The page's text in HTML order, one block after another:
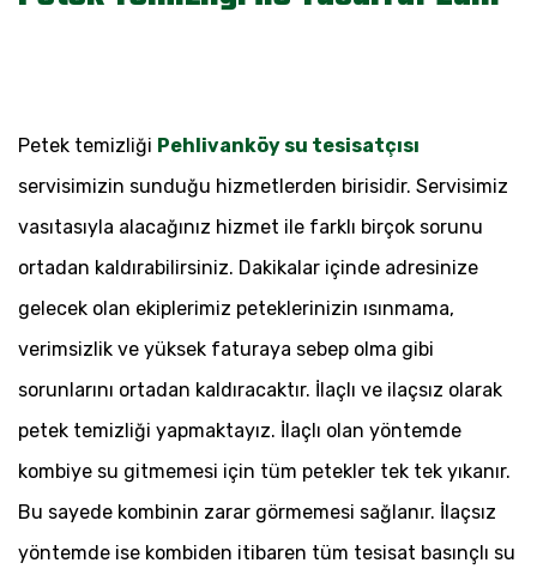
Petek temizliği Pehlivanköy su tesisatçısı
servisimizin sunduğu hizmetlerden birisidir. Servisimiz
vasıtasıyla alacağınız hizmet ile farklı birçok sorunu
ortadan kaldırabilirsiniz. Dakikalar içinde adresinize
gelecek olan ekiplerimiz peteklerinizin ısınmama,
verimsizlik ve yüksek faturaya sebep olma gibi
sorunlarını ortadan kaldıracaktır. İlaçlı ve ilaçsız olarak
petek temizliği yapmaktayız. İlaçlı olan yöntemde
kombiye su gitmemesi için tüm petekler tek tek yıkanır.
Bu sayede kombinin zarar görmemesi sağlanır. İlaçsız
yöntemde ise kombiden itibaren tüm tesisat basınçlı su